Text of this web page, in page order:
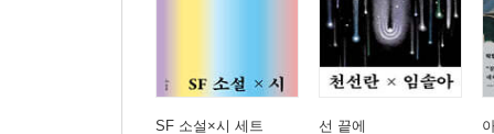
SF 소설×시 세트 선 끝에